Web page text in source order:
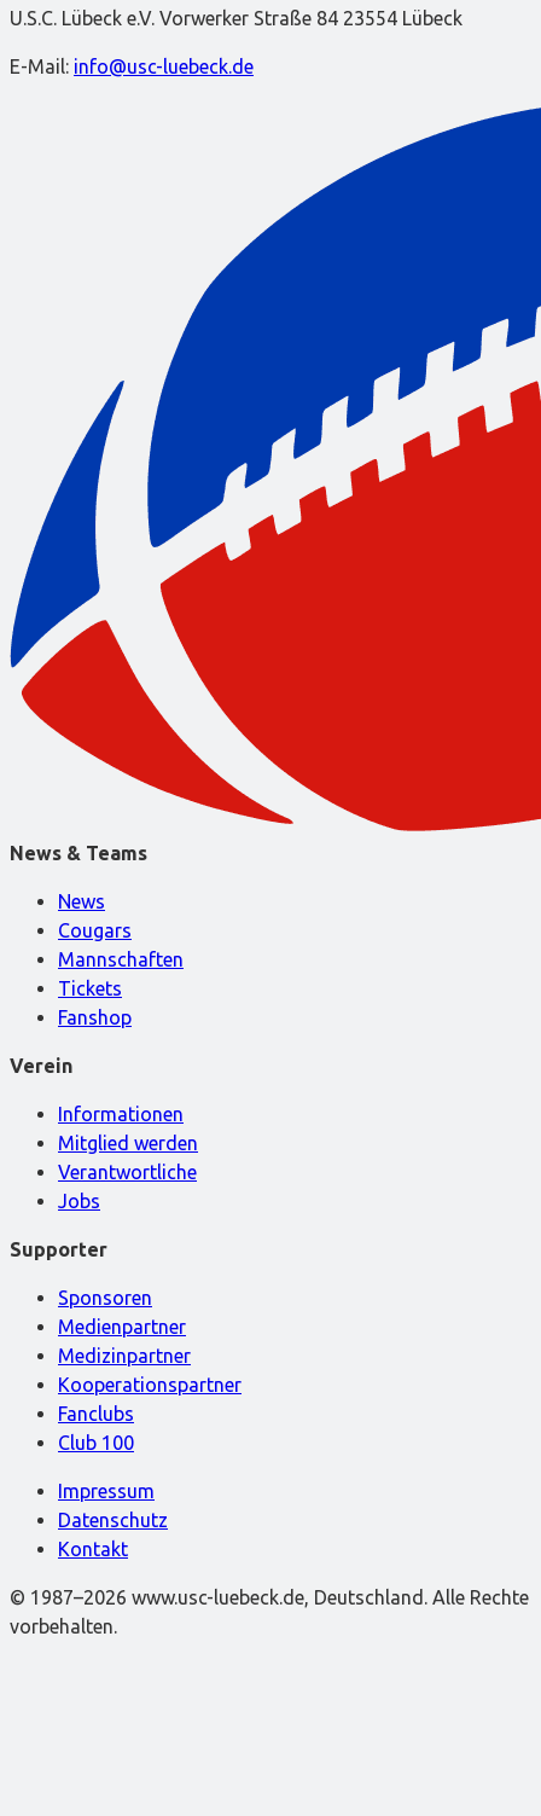
U.S.C. Lübeck e.V. Vorwerker Straße 84 23554 Lübeck
E-Mail: info@usc-luebeck.de
News & Teams
News
Cougars
Mannschaften
Tickets
Fanshop
Verein
Informationen
Mitglied werden
Verantwortliche
Jobs
Supporter
Sponsoren
Medienpartner
Medizinpartner
Kooperationspartner
Fanclubs
Club 100
Impressum
Datenschutz
Kontakt
© 1987–2026 www.usc-luebeck.de, Deutschland. Alle Rechte
vorbehalten.